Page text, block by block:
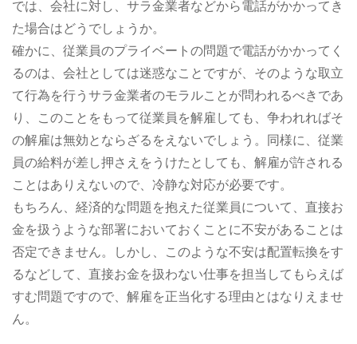
では、会社に対し、サラ金業者などから電話がかかってき
た場合はどうでしょうか。
確かに、従業員のプライベートの問題で電話がかかってく
るのは、会社としては迷惑なことですが、そのような取立
て行為を行うサラ金業者のモラルことが問われるべきであ
り、このことをもって従業員を解雇しても、争われればそ
の解雇は無効とならざるをえないでしょう。同様に、従業
員の給料が差し押さえをうけたとしても、解雇が許される
ことはありえないので、冷静な対応が必要です。
もちろん、経済的な問題を抱えた従業員について、直接お
金を扱うような部署においておくことに不安があることは
否定できません。しかし、このような不安は配置転換をす
るなどして、直接お金を扱わない仕事を担当してもらえば
すむ問題ですので、解雇を正当化する理由とはなりえませ
ん。